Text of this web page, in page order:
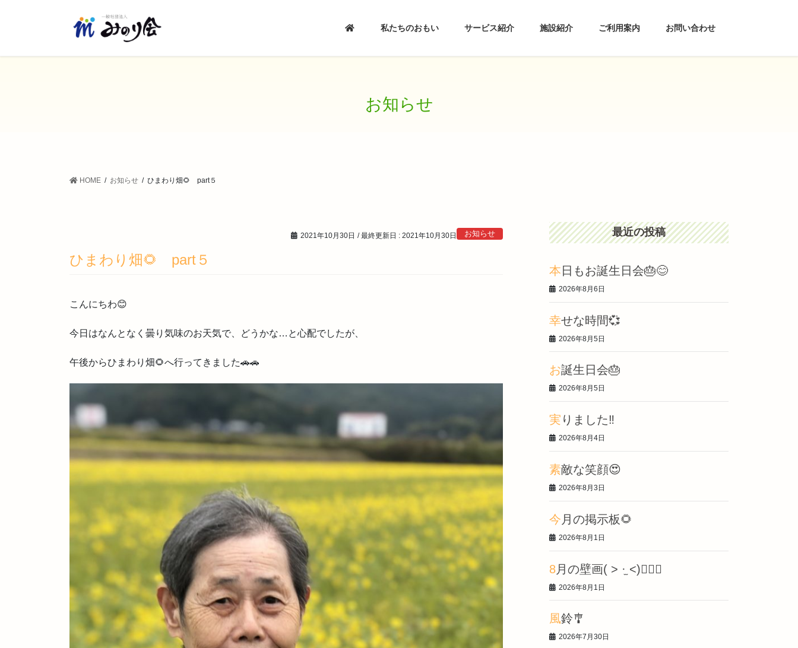
私たちのおもい サービス紹介 施設紹介 ご利用案内 お問い合わせ
お知らせ
HOME お知らせ ひまわり畑🌻 part５
2021年10月30日 / 最終更新日 :2021年10月30日 お知らせ
ひまわり畑🌻 part５
こんにちわ😊
今日はなんとなく曇り気味のお天気で、どうかな…と心配でしたが、
午後からひまわり畑🌻へ行ってきました🚗🚗
最近の投稿
本日もお誕生日会🎂😊
2026年8月6日
幸せな時間💞
2026年8月5日
お誕生日会🎂
2026年8月5日
実りました‼️
2026年8月4日
素敵な笑顔😍
2026年8月3日
今月の掲示板🌻
2026年8月1日
8月の壁画‎( > ·̫ <)👍🏻🌟
2026年8月1日
風鈴🎐
2026年7月30日